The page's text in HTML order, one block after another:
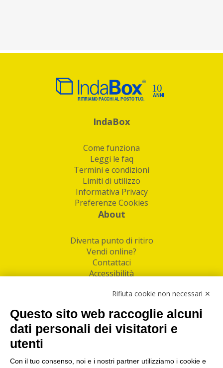
IndaBox
Come funziona
Leggi le faq
Termini e condizioni
Limiti di utilizzo
Informativa Privacy
Preferenze Cookies
About
Diventa punto di ritiro
Vendi online?
Contattaci
Accessibilità
Facebook
Linkedin
I nostri punti di ritiro e spedizione pacchi nelle
maggiori città italiane
Rifiuta cookie non necessari ✕
Questo sito web raccoglie alcuni
dati personali dei visitatori e
utenti
Con il tuo consenso, noi e i nostri partner utilizziamo i cookie e